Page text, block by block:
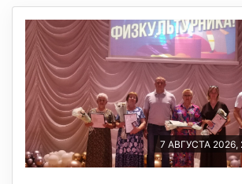
7 АВГУСТА 2026,